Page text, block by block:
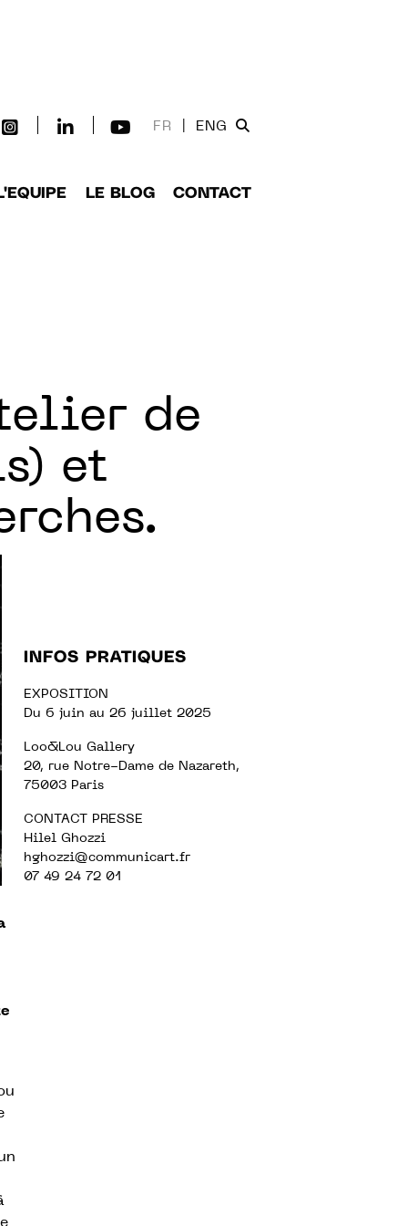
FR ENG
LE BLOG CONTACT
de
et
INFOS PRATIQUES
EXPOSITION
Du 6 juin au 26 juillet 2025
Loo&Lou Gallery
20, rue Notre-Dame de Nazareth,
75003 Paris
CONTACT PRESSE
Hilel Ghozzi
hghozzi@communicart.fr
07 49 24 72 01